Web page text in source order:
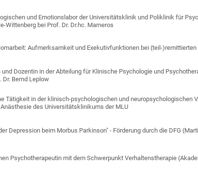
und Emotionslabor der Universitätsklinik und Poliklinik für
Wittenberg bei Prof. Dr. Dr.hc. Marneros
Aufmerksamkeit und Exekutivfunktionen bei (teil-
Dozentin in der Abteilung für Klinische Psychologie und
Dr. Bernd Leplow
Tätigkeit in der klinisch-psychologischen und neuropsychologischen
des Universitätsklinikums der MLU
Depression beim Morbus Parkinson" - Förderung durch die DFG
Psychotherapeutin mit dem Schwerpunkt Verhaltenstherapie